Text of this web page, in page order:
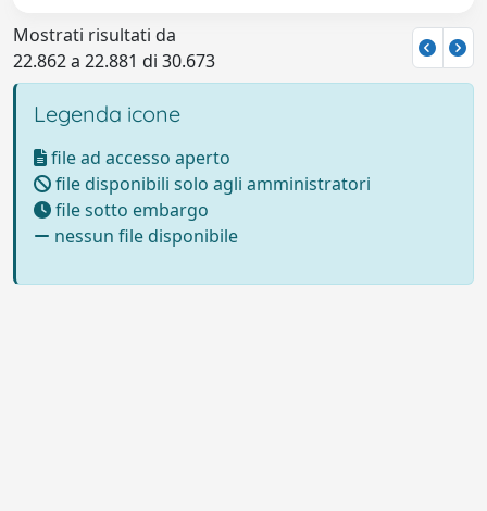
Mostrati risultati da
22.862 a 22.881 di 30.673
Legenda icone
file ad accesso aperto
file disponibili solo agli amministratori
file sotto embargo
nessun file disponibile